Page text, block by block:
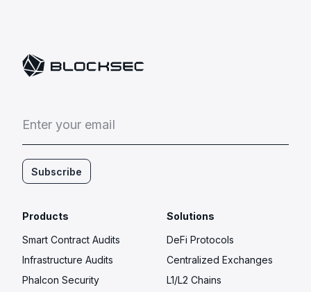
Enter your email
Subscribe
Products
Smart Contract Audits
Infrastructure Audits
Phalcon Security
Solutions
DeFi Protocols
Centralized Exchanges
L1/L2 Chains